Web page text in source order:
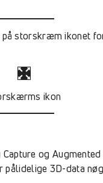
storskræm ikonet
ikon
og
3D-data